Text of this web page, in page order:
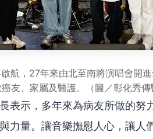
航，27年來由北至南將演唱會開進
友、家屬及醫護。（圖／彰化秀傳
表示，多年來為病友所做的努
力量。讓音樂撫慰人心，讓人